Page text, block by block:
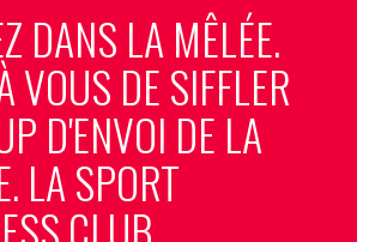
DANS LA MÊLÉE.
VOUS DE SIFFLER
D'ENVOI DE LA
LA SPORT